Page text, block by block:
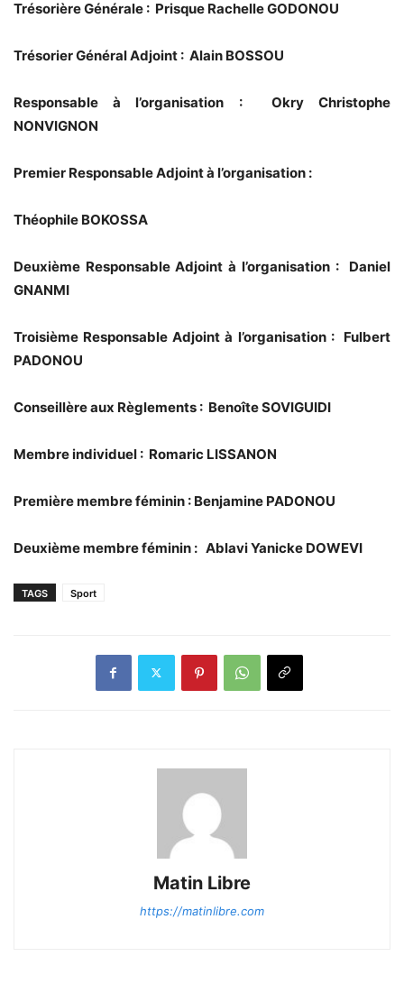
Trésorière Générale : Prisque Rachelle GODONOU
Trésorier Général Adjoint : Alain BOSSOU
Responsable à l’organisation : Okry Christophe
NONVIGNON
Premier Responsable Adjoint à l’organisation :
Théophile BOKOSSA
Deuxième Responsable Adjoint à l’organisation : Daniel
GNANMI
Troisième Responsable Adjoint à l’organisation : Fulbert
PADONOU
Conseillère aux Règlements : Benoîte SOVIGUIDI
Membre individuel : Romaric LISSANON
Première membre féminin : Benjamine PADONOU
Deuxième membre féminin : Ablavi Yanicke DOWEVI
TAGS Sport
Matin Libre
https://matinlibre.com